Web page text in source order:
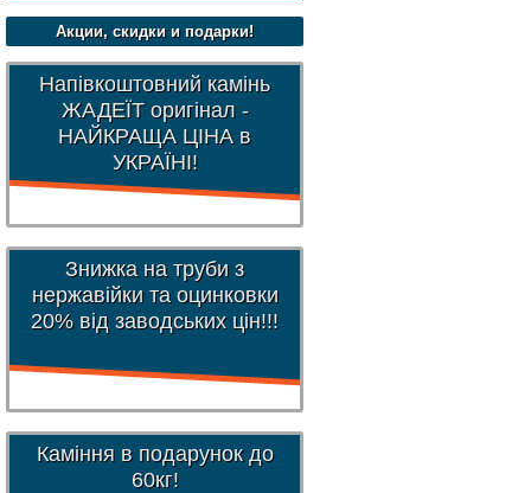
Акции, скидки и подарки!
Напівкоштовний камінь
ЖАДЕЇТ оригінал -
НАЙКРАЩА ЦІНА в
УКРАЇНІ!
Знижка на труби з
нержавійки та оцинковки
20% від заводських цін!!!
Каміння в подарунок до
60кг!